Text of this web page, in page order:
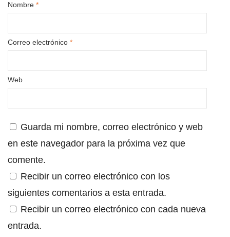
Nombre *
Correo electrónico *
Web
Guarda mi nombre, correo electrónico y web
en este navegador para la próxima vez que
comente.
Recibir un correo electrónico con los
siguientes comentarios a esta entrada.
Recibir un correo electrónico con cada nueva
entrada.